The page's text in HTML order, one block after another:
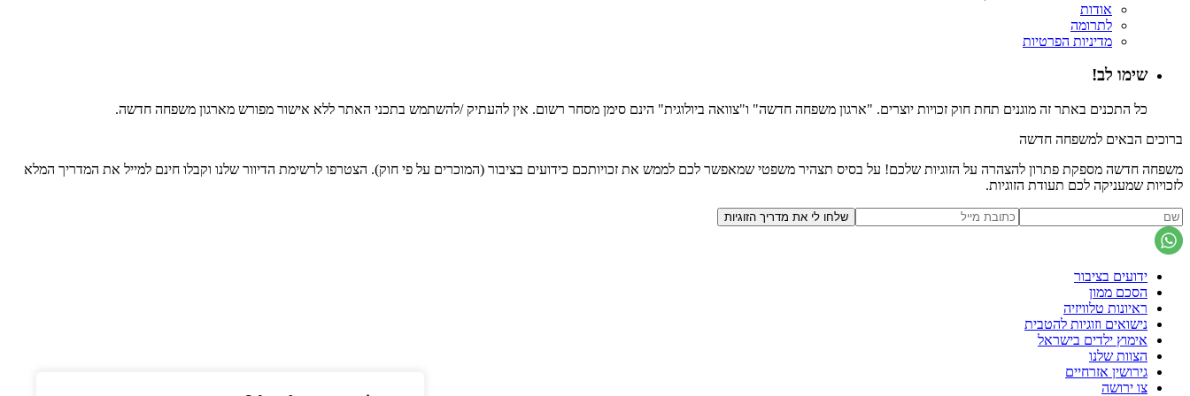
אודות
לתרומה
מדיניות הפרטיות
שימו לב!
כל התכנים באתר זה מוגנים תחת חוק זכויות יוצרים. "ארגון משפחה חדשה" ו"צוואה ביולוגית" הינם סימן מסחר רשום. אין להעתיק /להשתמש בתכני האתר ללא אישור מפורש מארגון משפחה חדשה.
ברוכים הבאים למשפחה חדשה
משפחה חדשה מספקת פתרון להצהרה על הזוגיות שלכם! על בסיס תצהיר משפטי שמאפשר לכם לממש את זכויותכם כידועים בציבור (המוכרים על פי חוק). הצטרפו לרשימת הדיוור שלנו וקבלו חינם למייל את המדריך המלא
לזכויות שמעניקה לכם תעודת הזוגיות.
ידועים בציבור
הסכם ממון
ראיונות טלוויזיה
נישואים וזוגיות להטבית
אימוץ ילדים בישראל
הצוות שלנו
גירושין אזרחיים
צו ירושה